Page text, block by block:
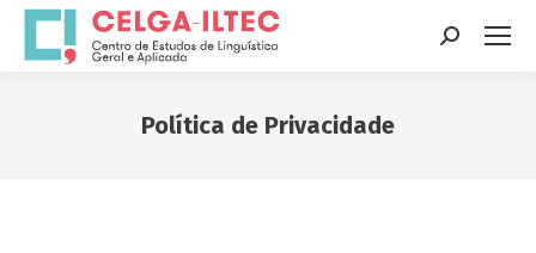
Search:
Política de Privacidade